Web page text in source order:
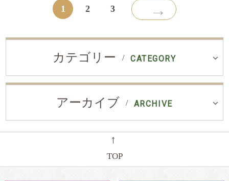
1 2 3 →
カテゴリー CATEGORY
アーカイブ ARCHIVE
←
TOP